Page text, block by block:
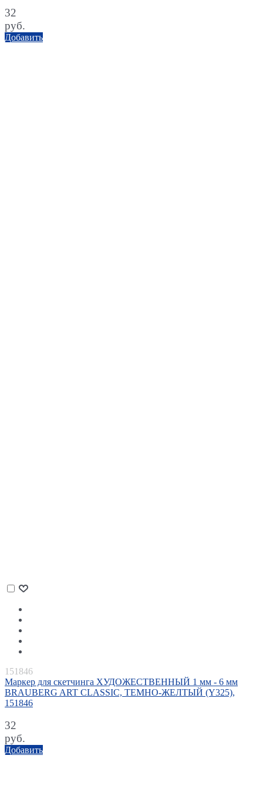
32
руб.
Добавить
151846
Маркер для скетчинга ХУДОЖЕСТВЕННЫЙ 1 мм - 6 мм
BRAUBERG ART CLASSIC, ТЕМНО-ЖЕЛТЫЙ (Y325),
151846
32
руб.
Добавить